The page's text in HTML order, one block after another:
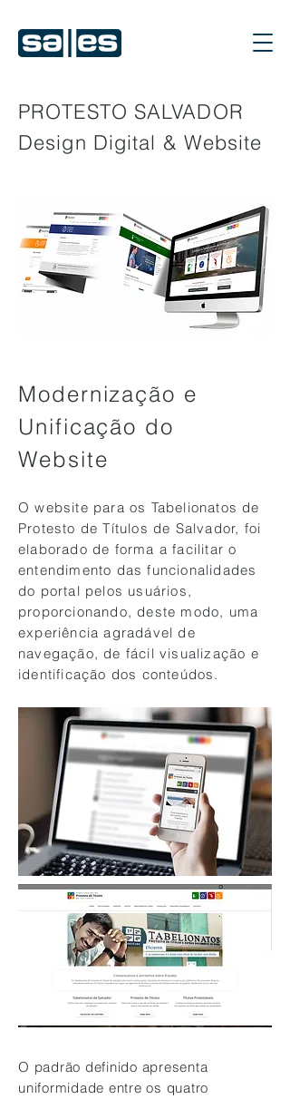
PROTESTO SALVADOR
Design Digital & Website
Modernização e
Unificação do
Website
O website para os Tabelionatos de
Protesto de Títulos de Salvador, foi
elaborado de forma a facilitar o
entendimento das funcionalidades
do portal pelos usuários,
proporcionando, deste modo, uma
experiência agradável de
navegação, de fácil visualização e
identificação dos conteúdos.
O padrão definido apresenta
uniformidade entre os quatro